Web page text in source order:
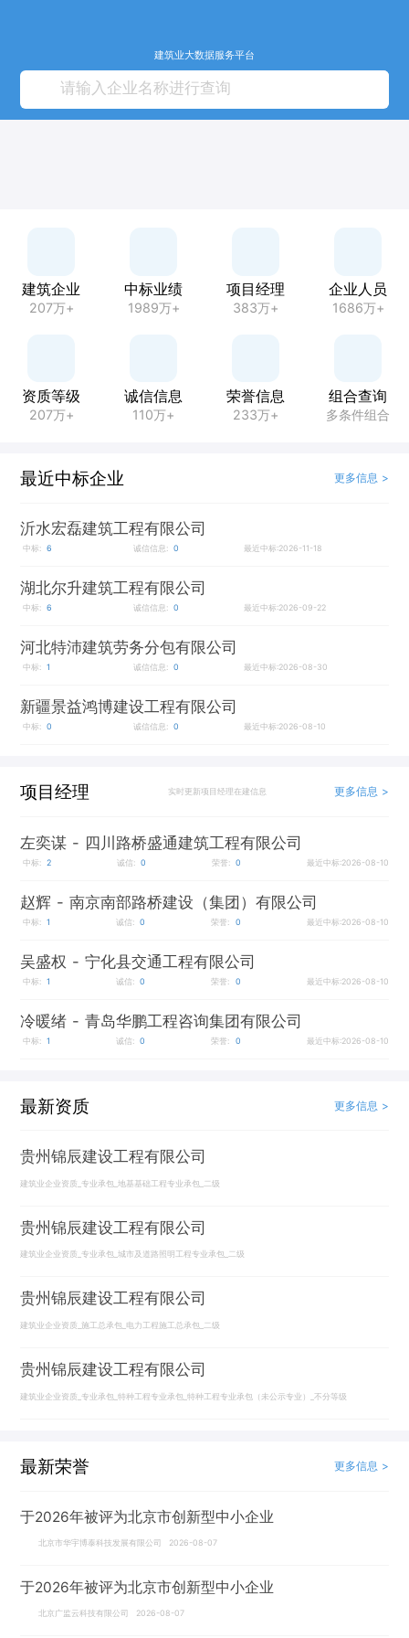
建筑业大数据服务平台
建筑企业
207万+
中标业绩
1989万+
项目经理
383万+
企业人员
1686万+
资质等级
207万+
诚信信息
110万+
荣誉信息
233万+
组合查询
多条件组合
最近中标企业 更多信息 >
沂水宏磊建筑工程有限公司
中标: 6 诚信信息: 0 最近中标:2026-11-18
湖北尔升建筑工程有限公司
中标: 6 诚信信息: 0 最近中标:2026-09-22
河北特沛建筑劳务分包有限公司
中标: 1 诚信信息: 0 最近中标:2026-08-30
新疆景益鸿博建设工程有限公司
中标: 0 诚信信息: 0 最近中标:2026-08-10
项目经理 实时更新项目经理在建信息 更多信息 >
左奕谋 - 四川路桥盛通建筑工程有限公司
中标: 2 诚信: 0 荣誉: 0 最近中标:2026-08-10
赵辉 - 南京南部路桥建设（集团）有限公司
中标: 1 诚信: 0 荣誉: 0 最近中标:2026-08-10
吴盛权 - 宁化县交通工程有限公司
中标: 1 诚信: 0 荣誉: 0 最近中标:2026-08-10
冷暖绪 - 青岛华鹏工程咨询集团有限公司
中标: 1 诚信: 0 荣誉: 0 最近中标:2026-08-10
最新资质 更多信息 >
贵州锦辰建设工程有限公司
建筑业企业资质_专业承包_地基基础工程专业承包_二级
贵州锦辰建设工程有限公司
建筑业企业资质_专业承包_城市及道路照明工程专业承包_二级
贵州锦辰建设工程有限公司
建筑业企业资质_施工总承包_电力工程施工总承包_二级
贵州锦辰建设工程有限公司
建筑业企业资质_专业承包_特种工程专业承包_特种工程专业承包（未公示专业）_不分等级
最新荣誉 更多信息 >
于2026年被评为北京市创新型中小企业
北京市华宇博泰科技发展有限公司 2026-08-07
于2026年被评为北京市创新型中小企业
北京广监云科技有限公司 2026-08-07